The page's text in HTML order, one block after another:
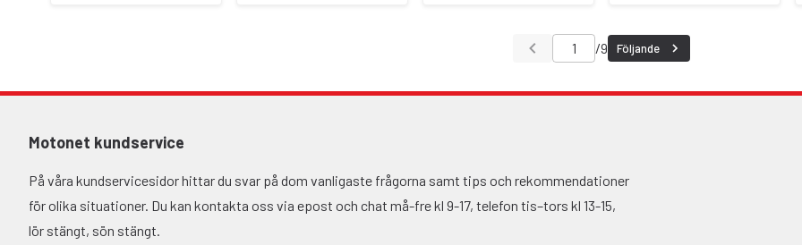
/9 Följande
Motonet kundservice
På våra kundservicesidor hittar du svar på dom vanligaste frågorna samt tips och rekommendationer
för olika situationer. Du kan kontakta oss via epost och chat må-fre kl 9-17, telefon tis–tors kl 13-15,
lör stängt, sön stängt.